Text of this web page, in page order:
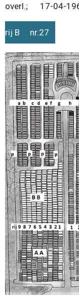
overl.; 17-04-
rij B nr.27